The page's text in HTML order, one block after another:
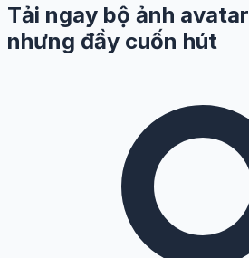
Tải ngay bộ ảnh
nhưng đầy cuốn hút